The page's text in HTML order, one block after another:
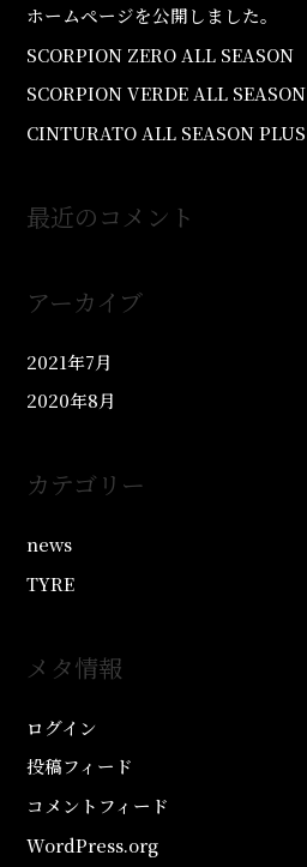
ホームページを公開しました。
SCORPION ZERO ALL SEASON
SCORPION VERDE ALL SEASON
CINTURATO ALL SEASON PLUS
最近のコメント
アーカイブ
2021年7月
2020年8月
カテゴリー
news
TYRE
メタ情報
ログイン
投稿フィード
コメントフィード
WordPress.org